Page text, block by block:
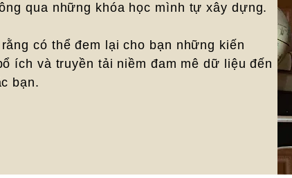
qua những khóa học mình tự xây dựng.
có thể đem lại cho bạn những kiến
ích và truyền tải niềm đam mê dữ liệu đến
bạn.